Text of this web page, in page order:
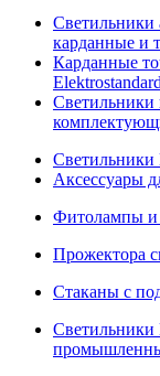
Светильники
карданные и
Карданные
Elektrostandard
Светильники
Аксессуары
Фитолампы и
Прожектора
Стаканы с
Светильники